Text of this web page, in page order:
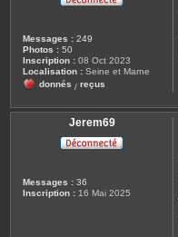
Messages : 249
Photos : 50
Inscription : 08 Oct 2023
Localisation : Seine et Marne
donnés / reçus
Jerem69
Messages : 36
Inscription : 16 Mai 2025